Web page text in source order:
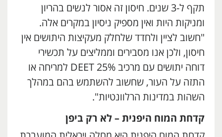
תקף ל-3 שנים. חיסון זה אסור לנשים בהריון
ומניקות היות ואין מספיק ניסיון במקרים אלה.
"חשוב לציין ולחדד שלחלק מעקיצות היתושים אין
חיסון, ולכן אנו מסבירים וממליצים על תכשירי
דוחה יתושים עם מרכיב DEET 25% למריחה או
התזה על העור, שחשוב להשתמש בהם במהלך
השהות במדינות הרלוונטיות".
קדחת המוח היפנית – לא רק ביפן